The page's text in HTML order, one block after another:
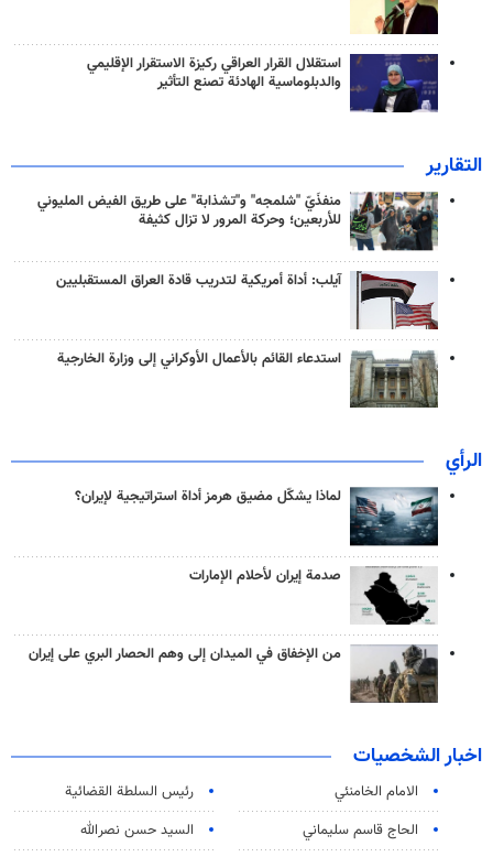
استقلال القرار العراقي ركيزة الاستقرار الإقليمي
والدبلوماسية الهادئة تصنع التأثير
التقارير
منفذَيّ "شلمجه" و"تشذابة" على طريق الفيض المليوني
للأربعين؛ وحركة المرور لا تزال كثيفة
آيلب: أداة أمريكية لتدريب قادة العراق المستقبليين
استدعاء القائم بالأعمال الأوكراني إلى وزارة الخارجية
الرأي
لماذا يشكّل مضيق هرمز أداة استراتيجية لإيران؟
صدمة إيران لأحلام الإمارات
من الإخفاق في الميدان إلى وهم الحصار البري على إيران
اخبار الشخصيات
الامام الخامنئي
رئیس السلطة القضائیة
الحاج قاسم سليماني
السيد حسن نصرالله